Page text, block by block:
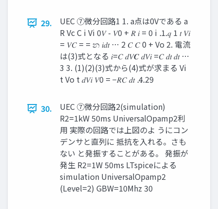
29.
UEC ➆微分回路1 1. a点は0Vである a
R Vc C i Vi 0𝑉 - 𝑉0 + 𝑅 𝑖 = 0 i ⋯ 1 𝑞 1 𝑡 𝑉𝑖
= 𝑉𝐶 = = න 𝑖𝑑𝑡 ⋯ 2 𝐶 𝐶 0 + Vo 2. 電流
は(3)式となる 𝑖=𝐶 𝑑𝑉𝑪 𝑑𝑉𝑖 =𝐶 𝑑𝑡 𝑑𝑡 ⋯
3 3. (1)(2)(3)式から(4)式が求まる Vi
t Vo t 𝑑𝑉𝑖 𝑉0 = −𝑅𝐶 𝑑𝑡 ⋯ 4 29
30.
UEC ➆微分回路2(simulation)
R2=1kW 50ms UniversalOpamp2利
用 実際の回路では上図のよ うにコン
デンサと直列に 抵抗を入れる。さも
ない と発振することがある。 発振が
発生 R2=1W 50ms LTspiceによる
simulation UniversalOpamp2
(Level=2) GBW=10Mhz 30